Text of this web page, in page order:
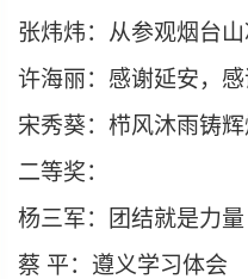
张炜炜：从参观烟台
许海丽：感谢延安，感
宋秀葵：栉风沐雨铸
二等奖：
杨三军：团结就是力量
蔡 平：遵义学习体会